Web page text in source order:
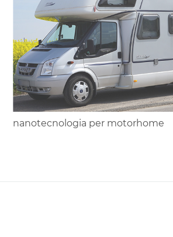
nanotecnologia per motorhome